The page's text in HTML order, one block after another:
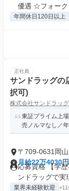
優遇 ☆フォーク
年間休日120日以上
正社員
サンドラッグの
択可)
株式会社サンドラッグ
東証プライム上
売ノルマなし／
〒709-0631岡
月給22万4030
応募資格 【学
ンドラッグで実
業界未経験歓迎 +11